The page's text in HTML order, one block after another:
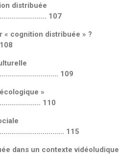
distribuée
107
« cognition distribuée » ?
109
»
110
115
dans un contexte vidéoludique